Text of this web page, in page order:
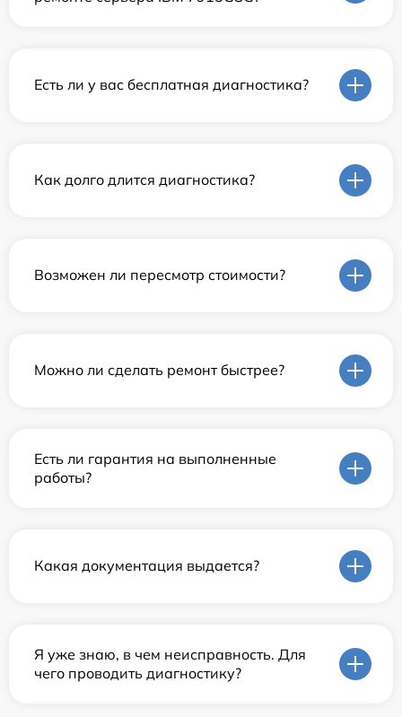
Есть ли у вас бесплатная диагностика?
Как долго длится диагностика?
Возможен ли пересмотр стоимости?
Можно ли сделать ремонт быстрее?
Есть ли гарантия на выполненные
работы?
Какая документация выдается?
Я уже знаю, в чем неисправность. Для
чего проводить диагностику?